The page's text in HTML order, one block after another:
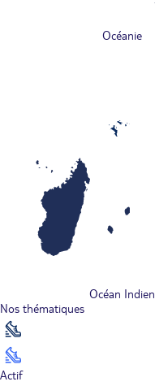
Océanie
Océan Indien
Nos thématiques
Actif